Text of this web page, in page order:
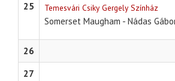
25
Temesvári Csiky Gergely Színház
Somerset Maugham - Nádas
26
27